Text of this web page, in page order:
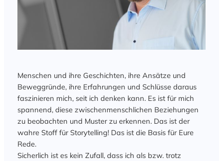
Menschen und ihre Geschichten, ihre Ansätze und
Beweggründe, ihre Erfahrungen und Schlüsse daraus
faszinieren mich, seit ich denken kann. Es ist für mich
spannend, diese zwischenmenschlichen Beziehungen
zu beobachten und Muster zu erkennen. Das ist der
wahre Stoff für Storytelling! Das ist die Basis für Eure
Rede.
Sicherlich ist es kein Zufall, dass ich als bzw. trotz